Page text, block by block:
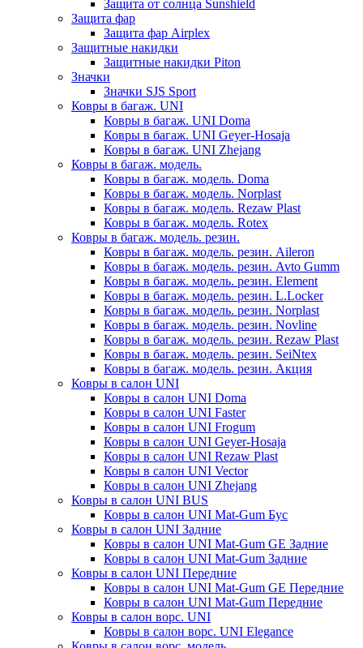
Защита от солнца Sunshield
Защита фар
Защита фар Airplex
Защитные накидки
Защитные накидки Piton
Значки
Значки SJS Sport
Ковры в багаж. UNI
Ковры в багаж. UNI Doma
Ковры в багаж. UNI Geyer-Hosaja
Ковры в багаж. UNI Zhejang
Ковры в багаж. модель.
Ковры в багаж. модель. Doma
Ковры в багаж. модель. Norplast
Ковры в багаж. модель. Rezaw Plast
Ковры в багаж. модель. Rotex
Ковры в багаж. модель. резин.
Ковры в багаж. модель. резин. Aileron
Ковры в багаж. модель. резин. Avto Gumm
Ковры в багаж. модель. резин. Element
Ковры в багаж. модель. резин. L.Locker
Ковры в багаж. модель. резин. Norplast
Ковры в багаж. модель. резин. Novline
Ковры в багаж. модель. резин. Rezaw Plast
Ковры в багаж. модель. резин. SeiNtex
Ковры в багаж. модель. резин. Акция
Ковры в салон UNI
Ковры в салон UNI Doma
Ковры в салон UNI Faster
Ковры в салон UNI Frogum
Ковры в салон UNI Geyer-Hosaja
Ковры в салон UNI Rezaw Plast
Ковры в салон UNI Vector
Ковры в салон UNI Zhejang
Ковры в салон UNI BUS
Ковры в салон UNI Mat-Gum Бус
Ковры в салон UNI Задние
Ковры в салон UNI Mat-Gum GE Задние
Ковры в салон UNI Mat-Gum Задние
Ковры в салон UNI Передние
Ковры в салон UNI Mat-Gum GE Передние
Ковры в салон UNI Mat-Gum Передние
Ковры в салон ворс. UNI
Ковры в салон ворс. UNI Elegance